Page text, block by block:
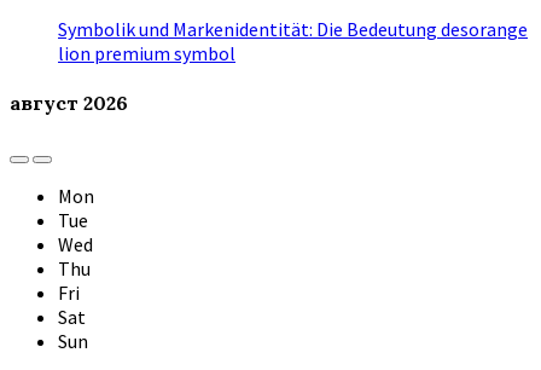
Symbolik und Markenidentität: Die Bedeutung desorange
lion premium symbol
август 2026
Previous
Month
Next
Month
Mon
Tue
Wed
Thu
Fri
Sat
Sun